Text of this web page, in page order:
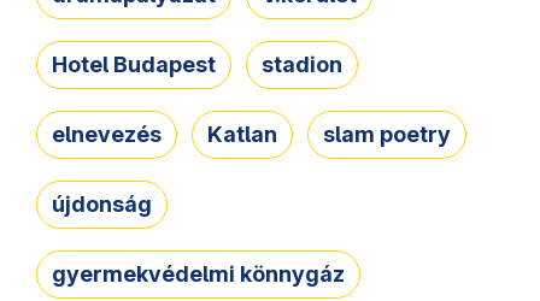
Hotel Budapest stadion
elnevezés Katlan slam poetry
újdonság
gyermekvédelmi könnygáz